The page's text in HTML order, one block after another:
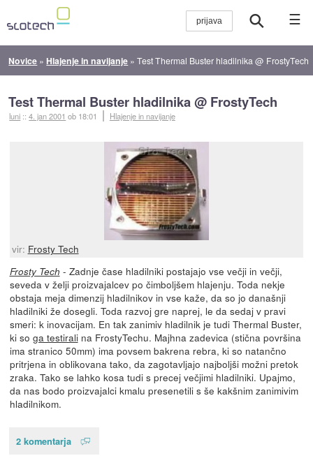
☰
Novice » Hlajenje in navijanje »Test Thermal Buster hladilnika @ FrostyTech
Test Thermal Buster hladilnika @ FrostyTech
luni ::4. jan 2001 ob 18:01 Hlajenje in navijanje
vir: Frosty Tech
Frosty Tech - Zadnje čase hladilniki postajajo vse večji in večji,
seveda v želji proizvajalcev po čimboljšem hlajenju. Toda nekje
obstaja meja dimenzij hladilnikov in vse kaže, da so jo današnji
hladilniki že dosegli. Toda razvoj gre naprej, le da sedaj v pravi
smeri: k inovacijam. En tak zanimiv hladilnik je tudi Thermal Buster,
ki so ga testiralina FrostyTechu. Majhna zadevica (stična površina
ima stranico 50mm) ima povsem bakrena rebra, ki so natančno
pritrjena in oblikovana tako, da zagotavljajo najboljši možni pretok
zraka. Tako se lahko kosa tudi s precej večjimi hladilniki. Upajmo,
da nas bodo proizvajalci kmalu presenetili s še kakšnim zanimivim
hladilnikom.
2 komentarja